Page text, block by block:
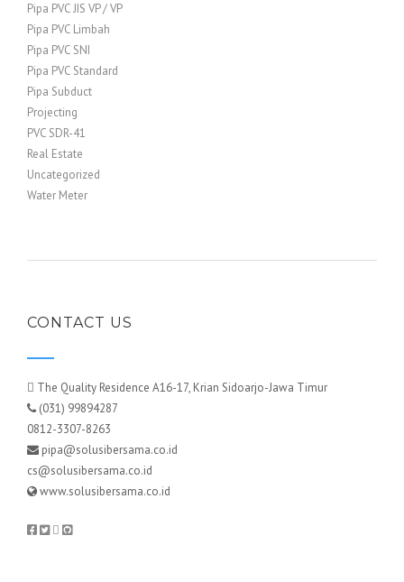
Pipa PVC JIS VP / VP
Pipa PVC Limbah
Pipa PVC SNI
Pipa PVC Standard
Pipa Subduct
Projecting
PVC SDR-41
Real Estate
Uncategorized
Water Meter
CONTACT US
The Quality Residence A16-17, Krian Sidoarjo-Jawa Timur
(031) 99894287
0812-3307-8263
pipa@solusibersama.co.id
cs@solusibersama.co.id
www.solusibersama.co.id